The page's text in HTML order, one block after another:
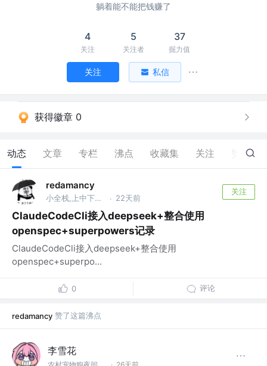
躺着能不能把钱赚了
4
关注
5
关注者
37
掘力值
关注 私信
获得徽章 0
动态 文章 专栏 沸点 收藏集 关注 20
redamancy
小全栈,上中下路全能选手❤ · 22天前
关注
ClaudeCodeCli接入deepseek+整合使用
openspec+superpowers记录
ClaudeCodeCli接入deepseek+整合使用
openspec+superpo...
0 评论
redamancy 赞了这篇沸点
李雪花